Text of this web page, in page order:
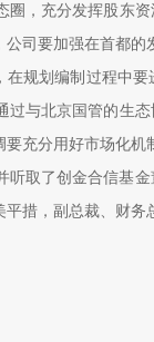
，充分发挥股东
司要加强在首都
规划编制过程中
与北京国管的生
充分用好市场化机
取了创金合信基
措，副总裁、财务